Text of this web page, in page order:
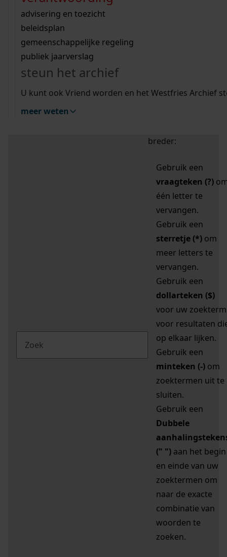
bouwvergunningen
omgevingsvergunningen
vergunningen
beeld en geluid
uitleg nodig?
Wij helpen u op weg met een aantal zoektips.
bekijk alle zoektips
Wij helpen u op weg met een aantal zoektips.
bekijk alle zoektips
bekijk ons geschiedenislokaal
advisering en toezicht
beleidsplan
gemeenschappelijke regeling
publiek jaarverslag
steun het archief
U kunt ook Vriend worden en het Westfries Archief
meer weten
zoektips
Mijn Studiezaal (inloggen)
uw zoekopdracht te
breder:
Gebruik een
vraagteken (?)
één letter te
vervangen.
Gebruik een
sterretje (*) om
meer letters te
vervangen.
Gebruik een
dollarteken ($)
voor uw zoekterm
voor resultaten
op elkaar lijken.
Gebruik een
minteken (-) om
zoektermen uit te
sluiten.
Gebruik een
Dubbele
(" ") aan het begin
en einde van uw
zoektermen om
naar de exacte
combinatie van
woorden te
zoeken.